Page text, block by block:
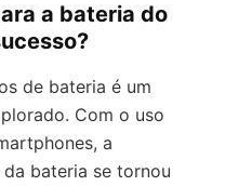
a bateria do
de bateria é um
Com o uso
a
bateria se tornou